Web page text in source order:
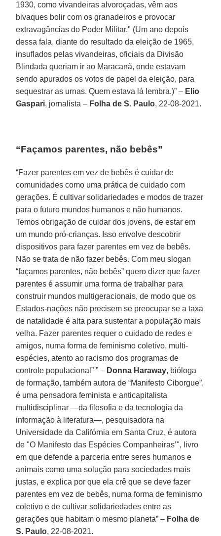
1930, como vivandeiras alvoroçadas, vêm aos
bivaques bolir com os granadeiros e provocar
extravagâncias do Poder Militar." (Um ano depois
dessa fala, diante do resultado da eleição de 1965,
insuflados pelas vivandeiras, oficiais da Divisão
Blindada queriam ir ao Maracanã, onde estavam
sendo apurados os votos de papel da eleição, para
sequestrar as urnas. Quem estava lá lembra.)” – Elio
Gaspari, jornalista – Folha de S. Paulo, 22-08-2021.
“Façamos parentes, não bebês”
“Fazer parentes em vez de bebês é cuidar de
comunidades como uma prática de cuidado com
gerações. É cultivar solidariedades e modos de trazer
para o futuro mundos humanos e não humanos.
Temos obrigação de cuidar dos jovens, de estar em
um mundo pró-crianças. Isso envolve descobrir
dispositivos para fazer parentes em vez de bebês.
Não se trata de não fazer bebês. Com meu slogan
“façamos parentes, não bebês” quero dizer que fazer
parentes é assumir uma forma de trabalhar para
construir mundos multigeracionais, de modo que os
Estados-nações não precisem se preocupar se a taxa
de natalidade é alta para sustentar a população mais
velha. Fazer parentes requer o cuidado de redes e
amigos, numa forma de feminismo coletivo, multi-
espécies, atento ao racismo dos programas de
controle populacional” ” – Donna Haraway, bióloga
de formação, também autora de “Manifesto Ciborgue”,
é uma pensadora feminista e anticapitalista
multidisciplinar —da filosofia e da tecnologia da
informação à literatura—, pesquisadora na
Universidade da Califórnia em Santa Cruz, é autora
de "O Manifesto das Espécies Companheiras’", livro
em que defende a parceria entre seres humanos e
animais como uma solução para sociedades mais
justas, e explica por que ela crê que se deve fazer
parentes em vez de bebês, numa forma de feminismo
coletivo e de cultivar solidariedades entre as
gerações que habitam o mesmo planeta” – Folha de
S. Paulo, 22-08-2021.